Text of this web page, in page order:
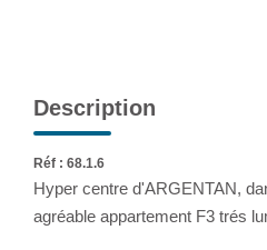
Description
Réf : 68.1.6
Hyper centre d'ARGENTAN,
agréable appartement F3 trés